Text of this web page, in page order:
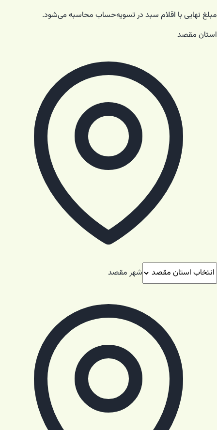
مبلغ نهایی با اقلام سبد در تسویه‌حساب محاسبه می‌شود.
استان مقصد
شهر مقصد